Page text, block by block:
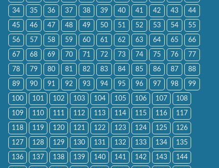
34 35 36 37 38 39 40 41 42 43 44
45 46 47 48 49 50 51 52 53 54 55
56 57 58 59 60 61 62 63 64 65 66
67 68 69 70 71 72 73 74 75 76 77
78 79 80 81 82 83 84 85 86 87 88
89 90 91 92 93 94 95 96 97 98 99
100 101 102 103 104 105 106 107 108
109 110 111 112 113 114 115 116 117
118 119 120 121 122 123 124 125 126
127 128 129 130 131 132 133 134 135
136 137 138 139 140 141 142 143 144